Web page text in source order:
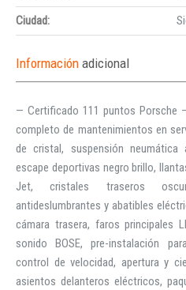
Ciudad:
Información adicional
— Certificado 111 puntos Porsche
completo de mantenimientos en
de cristal, suspensión neumática
escape deportivas negro brillo,
Jet, cristales traseros
antideslumbrantes y abatibles
cámara trasera, faros principales
sonido BOSE, pre-instalación
control de velocidad, apertura y
asientos delanteros eléctricos,